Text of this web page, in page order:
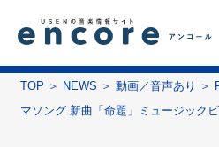
TOP NEWS 動画／音声あり
マソング 新曲「命題」ミュージックビ